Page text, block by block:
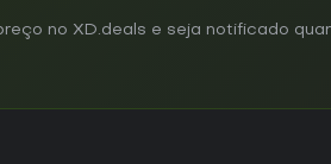
no XD.deals e seja notificado